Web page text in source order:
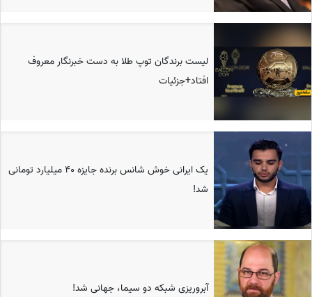
لیست برندگان توپ طلا به دست خبرنگار معروف
افتاد+جزئیات
یک ایرانی خوش شانس برنده جایزه 40 میلیارد تومانی
شد!
آبروریزی شبکه دو سیما، جهانی شد!